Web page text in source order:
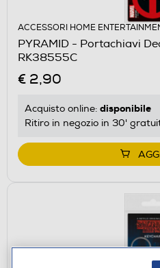
ACCESSORI HOME
PYRAMID - Portachiavi
RK38555C
€ 2,90
Acquisto online: disponibile
Ritiro in negozio in 30'